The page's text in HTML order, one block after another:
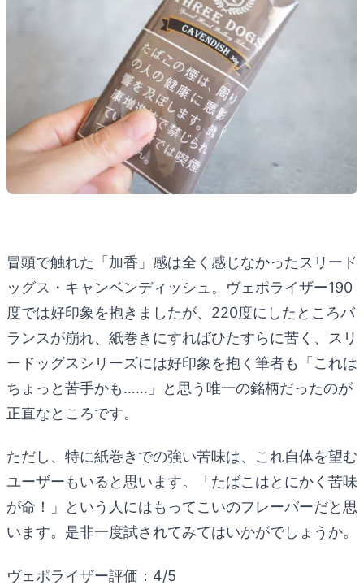
冒頭で触れた「加香」感は全く感じなかったスリード
ッグス・キャンベンディッシュ。ヴェポライザー190
度では好印象を抱きましたが、220度にしたところバ
ランスが崩れ、紙巻きにすればひたすらに苦く、スリ
ードッグスシリーズには好印象を抱く筆者も「これは
ちょっと苦手かも……」と思う唯一の銘柄だったのが
正直なところです。
ただし、特に紙巻きでの強い苦味は、これ自体を望む
ユーザーもいると思います。「たばこはとにかく苦味
が命！」という人にはもってこいのフレーバーだと思
います。是非一度試されてみてはいかがでしょうか。
ヴェポライザー評価：4/5